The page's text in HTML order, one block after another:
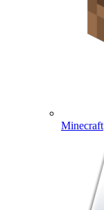
Minecraft